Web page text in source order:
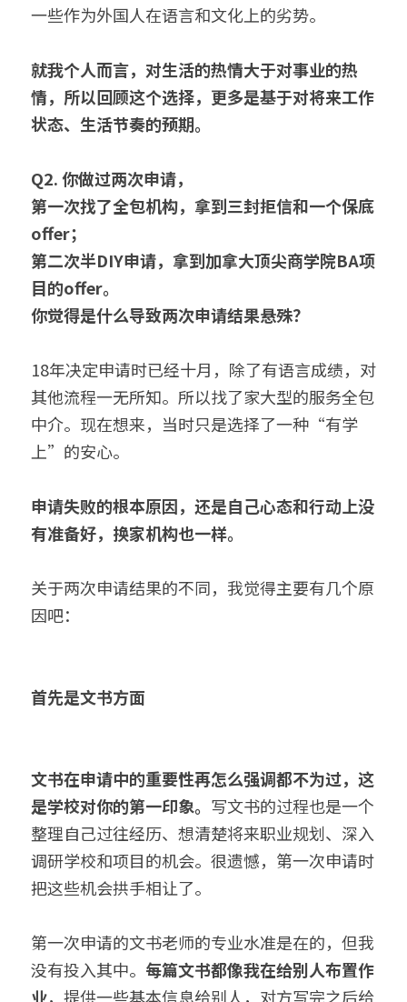
一些作为外国人在语言和文化上的劣势。
就我个人而言，对生活的热情大于对事业的热
情，所以回顾这个选择，更多是基于对将来工作
状态、生活节奏的预期。
Q2. 你做过两次申请，
第一次找了全包机构，拿到三封拒信和一个保底
offer；
第二次半DIY申请，拿到加拿大顶尖商学院BA项
目的offer。
你觉得是什么导致两次申请结果悬殊？
18年决定申请时已经十月，除了有语言成绩，对
其他流程一无所知。所以找了家大型的服务全包
中介。现在想来，当时只是选择了一种“有学
上”的安心。
申请失败的根本原因，还是自己心态和行动上没
有准备好，换家机构也一样。
关于两次申请结果的不同，我觉得主要有几个原
因吧：
首先是文书方面
文书在申请中的重要性再怎么强调都不为过，这
是学校对你的第一印象。 写文书的过程也是一个
整理自己过往经历、想清楚将来职业规划、深入
调研学校和项目的机会。很遗憾，第一次申请时
把这些机会拱手相让了。
第一次申请的文书老师的专业水准是在的，但我
没有投入其中。 每篇文书都像我在给别人布置作
业，提供一些基本信息给别人，对方写完之后给